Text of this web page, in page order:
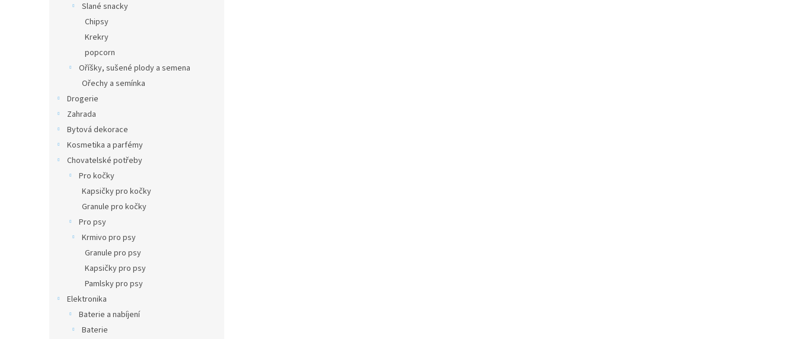
Slané snacky
Chipsy
Krekry
popcorn
Oříšky, sušené plody a semena
Ořechy a semínka
Drogerie
Zahrada
Bytová dekorace
Kosmetika a parfémy
Chovatelské potřeby
Pro kočky
Kapsičky pro kočky
Granule pro kočky
Pro psy
Krmivo pro psy
Granule pro psy
Kapsičky pro psy
Pamlsky pro psy
Elektronika
Baterie a nabíjení
Baterie